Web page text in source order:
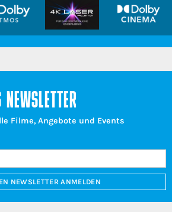
Filme, Angebote und Events
NEWSLETTER ANMELDEN